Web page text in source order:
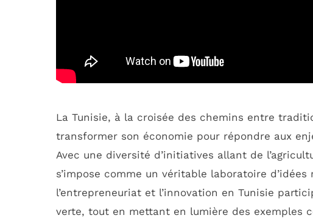
La Tunisie, à la croisée des chemins entre
transformer son économie pour répondre aux
Avec une diversité d’initiatives allant de
s’impose comme un véritable laboratoire
l’entrepreneuriat et l’innovation en Tunisie
verte, tout en mettant en lumière des exemples